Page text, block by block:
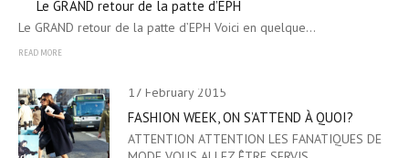
Le GRAND retour de la patte d’EPH
Le GRAND retour de la patte d’EPH Voici en quelque…
READ MORE
17 February 2015
FASHION WEEK, ON S’ATTEND À QUOI?
ATTENTION ATTENTION LES FANATIQUES DE